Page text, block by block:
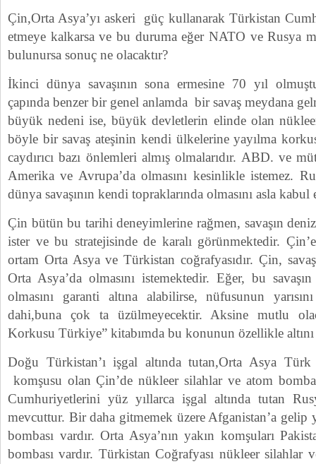
Çin,Orta Asya’yı askeri güç kullanarak Türkistan
etmeye kalkarsa ve bu duruma eğer NATO ve Rusya
bulunursa sonuç ne olacaktır?
İkinci dünya savaşının sona ermesine 70 yıl
çapında benzer bir genel anlamda bir savaş meydana
büyük nedeni ise, büyük devletlerin elinde olan
böyle bir savaş ateşinin kendi ülkelerine yayılma
caydırıcı bazı önlemleri almış olmalarıdır. ABD. ve
Amerika ve Avrupa’da olmasını kesinlikle istemez.
dünya savaşının kendi topraklarında olmasını asla kabul
Çin bütün bu tarihi deneyimlerine rağmen, savaşın
ister ve bu stratejisinde de karalı görünmektedir.
ortam Orta Asya ve Türkistan coğrafyasıdır. Çin,
Orta Asya’da olmasını istemektedir. Eğer, bu
olmasını garanti altına alabilirse, nüfusunun
dahi,buna çok ta üzülmeyecektir. Aksine mutlu
Korkusu Türkiye” kitabımda bu konunun özellikle
Doğu Türkistan’ı işgal altında tutan,Orta Asya
komşusu olan Çin’de nükleer silahlar ve atom
Cumhuriyetlerini yüz yıllarca işgal altında tutan
mevcuttur. Bir daha gitmemek üzere Afganistan’a gelip
bombası vardır. Orta Asya’nın yakın komşuları
bombası vardır. Türkistan Coğrafyası nükleer silahlar